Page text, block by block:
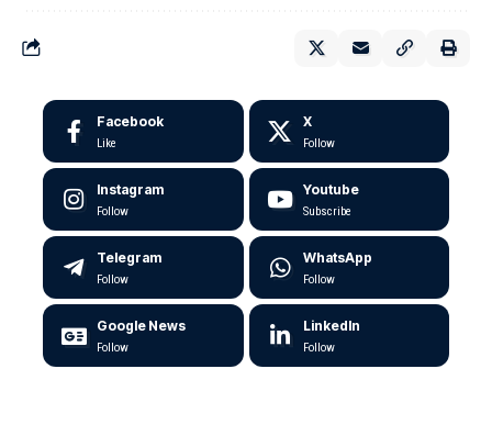
Facebook
Like
X
Follow
Instagram
Follow
Youtube
Subscribe
Telegram
Follow
WhatsApp
Follow
Google News
Follow
LinkedIn
Follow